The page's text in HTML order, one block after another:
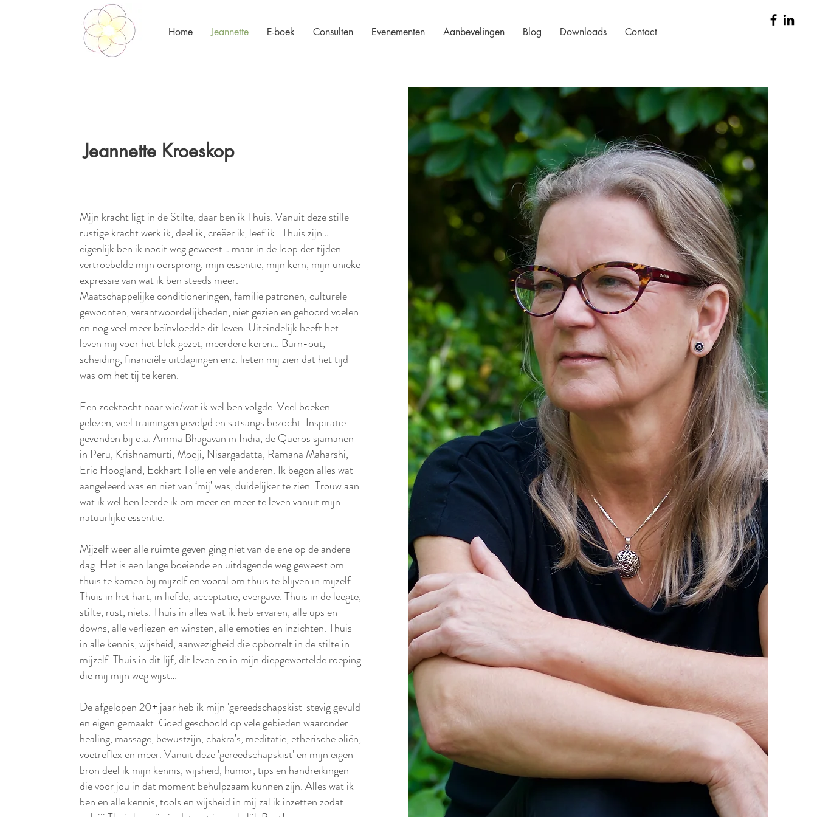
Home Jeannette E-boek Consulten Evenementen Aanbevelingen Blog Downloads Contact
Jeannette Kroeskop
Mijn kracht ligt in de Stilte, daar ben ik Thuis. Vanuit deze stille
rustige kracht werk ik, deel ik, creëer ik, leef ik. Thuis zijn…
eigenlijk ben ik nooit weg geweest… maar in de loop der tijden
vertroebelde mijn oorsprong, mijn essentie, mijn kern, mijn unieke
expressie van wat ik ben steeds meer.
Maatschappelijke conditioneringen, familie patronen, culturele
gewoonten, verantwoordelijkheden, niet gezien en gehoord voelen
en nog veel meer beïnvloedde dit leven. Uiteindelijk heeft het
leven mij voor het blok gezet, meerdere keren… Burn-out,
scheiding, financiële uitdagingen enz. lieten mij zien dat het tijd
was om het tij te keren.
Een zoektocht naar wie/wat ik wel ben volgde. Veel boeken
gelezen, veel trainingen gevolgd en satsangs bezocht. Inspiratie
gevonden bij o.a. Amma Bhagavan in India, de Queros sjamanen
in Peru, Krishnamurti, Mooji, Nisargadatta, Ramana Maharshi,
Eric Hoogland, Eckhart Tolle en vele anderen. Ik begon alles wat
aangeleerd was en niet van ‘mij’ was, duidelijker te zien. Trouw aan
wat ik wel ben leerde ik om meer en meer te leven vanuit mijn
natuurlijke essentie.
Mijzelf weer alle ruimte geven ging niet van de ene op de andere
dag. Het is een lange boeiende en uitdagende weg geweest om
thuis te komen bij mijzelf en vooral om thuis te blijven in mijzelf.
Thuis in het hart, in liefde, acceptatie, overgave. Thuis in de leegte,
stilte, rust, niets. Thuis in alles wat ik heb ervaren, alle ups en
downs, alle verliezen en winsten, alle emoties en inzichten. Thuis
in alle kennis, wijsheid, aanwezigheid die opborrelt in de stilte in
mijzelf. Thuis in dit lijf, dit leven en in mijn diepgewortelde roeping
die mij mijn weg wijst…
De afgelopen 20+ jaar heb ik mijn 'gereedschapskist' stevig gevuld
en eigen gemaakt. Goed geschoold op vele gebieden waaronder
healing, massage, bewustzijn, chakra’s, meditatie, etherische oliën,
voetreflex en meer. Vanuit deze 'gereedschapskist' en mijn eigen
bron deel ik mijn kennis, wijsheid, humor, tips en handreikingen
die voor jou in dat moment behulpzaam kunnen zijn. Alles wat ik
ben en alle kennis, tools en wijsheid in mij zal ik inzetten zodat